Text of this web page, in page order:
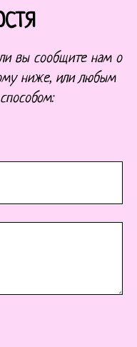
вы сообщите нам о
ниже, или любым